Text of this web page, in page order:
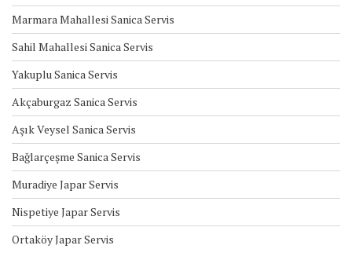
Marmara Mahallesi Sanica Servis
Sahil Mahallesi Sanica Servis
Yakuplu Sanica Servis
Akçaburgaz Sanica Servis
Aşık Veysel Sanica Servis
Bağlarçeşme Sanica Servis
Muradiye Japar Servis
Nispetiye Japar Servis
Ortaköy Japar Servis